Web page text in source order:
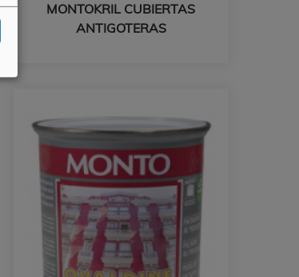
MONTOKRIL CUBIERTAS
ANTIGOTERAS